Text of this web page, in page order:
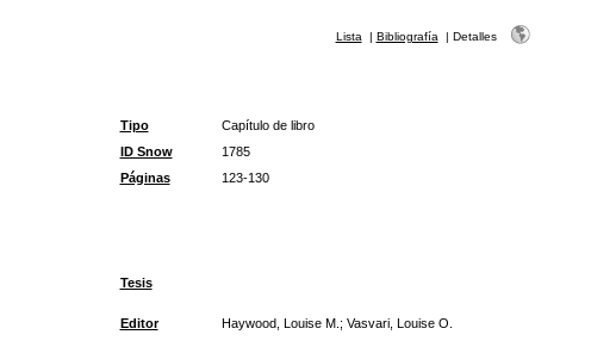
Lista | Bibliografía | Detalles
Tipo
Capítulo de libro
ID Snow
1785
Páginas
123-130
Tesis
Editor Haywood, Louise M.; Vasvari, Louise O.